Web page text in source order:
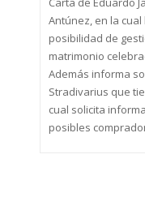
Antúnez, en la
posibilidad de
matrimonio
Además informa
Stradivarius que
cual solicita
posibles